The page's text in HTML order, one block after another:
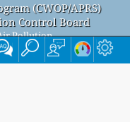
(CWOP/APRS)
Control Board
Pollution
index is n/a
matter) AQI is n/a -